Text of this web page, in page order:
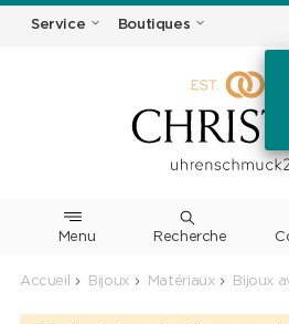
Service Boutiques
Menu Recherche
Accueil Bijoux Matériaux Bijoux